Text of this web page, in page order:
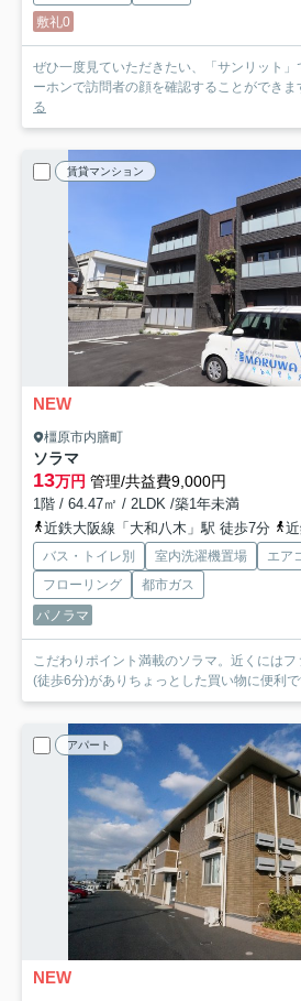
敷礼0
ぜひ一度見ていただきたい、「サンリット
ーホンで訪問者の顔を確認することができま
る
賃貸マンション
NEW
橿原市内膳町
ソラマ
13万円 管理/共益費9,000円
1階 / 64.47㎡ / 2LDK /築1年未満
近鉄大阪線「大和八木」駅 徒歩7分
近
バス・トイレ別 室内洗濯機置場 エア
フローリング
都市ガス
パノラマ
こだわりポイント満載のソラマ。近くには
(徒歩6分)がありちょっとした買い物に便利
アパート
NEW